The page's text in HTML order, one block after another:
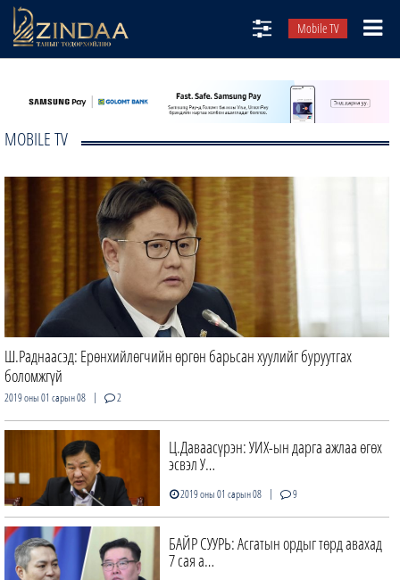
Mobile TV
ТВ8
ӨГЛӨӨНИЙ СОНИН
АУДИО ЗОХИОЛ
MOBILE TV
Ш.Раднаасэд: Ерөнхийлөгчийн өргөн барьсан хуулийг буруутгах
боломжгүй
2019 оны 01 сарын 08 | 2
Ц.Даваасүрэн: УИХ-ын дарга ажлаа өгөх
эсвэл У…
2019 оны 01 сарын 08 | 9
БАЙР СУУРЬ: Асгатын ордыг төрд авахад
7 сая а…